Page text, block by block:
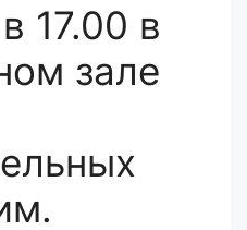
17.00 в
зале